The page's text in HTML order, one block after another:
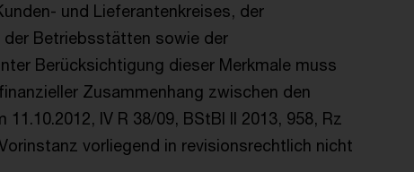
und Lieferantenkreises, der
Betriebsstätten sowie der
Berücksichtigung dieser Merkmale muss
Zusammenhang zwischen den
IV R 38/09, BStBl II 2013, 958, Rz
vorliegend in revisionsrechtlich nicht